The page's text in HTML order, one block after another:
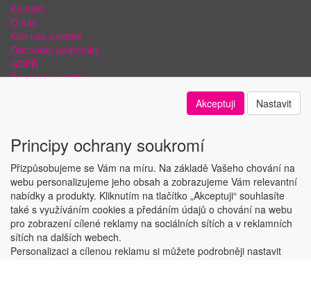
Kontakt
O nás
Kde nás najdete
Obchodní podmínky
GDPR
Doprava a platba
Copyright © ABRA Software a.s. 2018
Akceptuji Nastavit
Principy ochrany soukromí
Přizpůsobujeme se Vám na míru. Na základě Vašeho chování na
webu personalizujeme jeho obsah a zobrazujeme Vám relevantní
nabídky a produkty. Kliknutím na tlačítko „Akceptuji“ souhlasíte
také s využíváním cookies a předáním údajů o chování na webu
pro zobrazení cílené reklamy na sociálních sítích a v reklamních
sítích na dalších webech.
Personalizaci a cílenou reklamu si můžete podrobněji nastavit